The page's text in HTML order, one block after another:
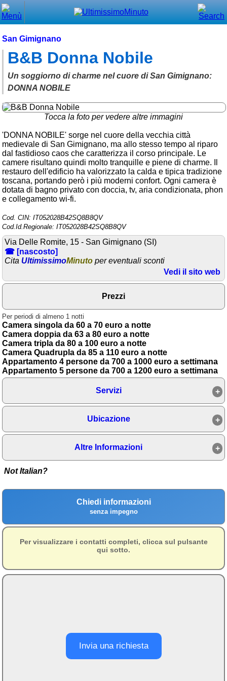
San Gimignano
B&B Donna Nobile
Un soggiorno di charme nel cuore di San Gimignano:
DONNA NOBILE
Tocca la foto per vedere altre immagini
'DONNA NOBILE' sorge nel cuore della vecchia città
medievale di San Gimignano, ma allo stesso tempo al riparo
dal fastidioso caos che caratterizza il corso principale. Le
camere risultano quindi molto tranquille e piene di charme. Il
restauro dell'edificio ha valorizzato la calda e tipica tradizione
toscana, portando però i più moderni confort. Ogni camera è
dotata di bagno privato con doccia, tv, aria condizionata, phon
e collegamento wi-fi.
Cod. CIN: IT052028B42SQ8B8QV
Cod.Id.Regionale: IT052028B42SQ8B8QV
Via Delle Romite, 15 - San Gimignano (SI)
☎ [nascosto]
Cita UltimissimoMinuto per eventuali sconti
Vedi il sito web
Prezzi
Per periodi di almeno 1 notti
Camera singola da 60 a 70 euro a notte
Camera doppia da 63 a 80 euro a notte
Camera tripla da 80 a 100 euro a notte
Camera Quadrupla da 85 a 110 euro a notte
Appartamento 4 persone da 700 a 1000 euro a settimana
Appartamento 5 persone da 700 a 1200 euro a settimana
Servizi
Ubicazione
Altre Informazioni
Not Italian?
Chiedi informazioni
senza impegno
Per visualizzare i contatti completi, clicca sul pulsante
qui sotto.
Invia una richiesta
Menù principale
⌂ Home
🕐 Last Minute
Trova vicino a te
➕ Inserisci annuncio
Ottenere il CIN
Blog
➕ Segnala evento
Area riservata
Chi siamo
Blog
➕ Segnala evento
Area riservata
Chi siamo
Ambienti
🗻 Montagna
Campagna
Cerca le offerte per regione
Basilicata(64)
Friuli - Venezia Giulia